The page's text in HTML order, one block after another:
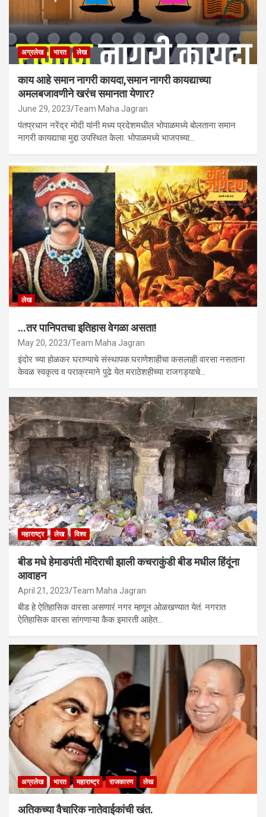
अग्रलेख भारत लेख
काय आहे समान नागरी कायदा,समान नागरी कायद्याच्या
अमलबजावणीने खरंच समानता येणार?
June 29, 2023 Team Maha Jagran
पंतप्रधान नरेंद्र मोदी यांनी मध्य प्रदेशमधील भोपाळमध्ये बोलताना समान
नागरी कायद्याचा मुद्दा उपस्थित केला. भोपाळमध्ये भाजपच्या…
लेख
…तर पानिपतचा इतिहास वेगळा असता!
May 20, 2023 Team Maha Jagran
इंदोर च्या होळकर घराण्याचे संस्थापक.घराणेशाहीचा कसलाही वारसा नसताना
केवळ स्वकृत्व व पराक्रमाने पुढे येत मराठेशहीच्या राजगड्याचे…
महाराष्ट्र लेख विश्व
बीड मधे हेमाडपंती मंदिराची झाली कचराकुंडी बीड मधील हिंदूंना
आवाहन
April 21, 2023 Team Maha Jagran
बीड हे ऐतिहासिक वारसा असणारं नगर म्हणून ओळखण्यात येतं. नगरात
ऐतिहासिक वारसा सांगणाऱ्या कैक इमारती आहेत…
अग्रलेख भारत महाराष्ट्र राजकारण लेख
अतिकच्या वैचारिक नातेवाईकांची खंत.